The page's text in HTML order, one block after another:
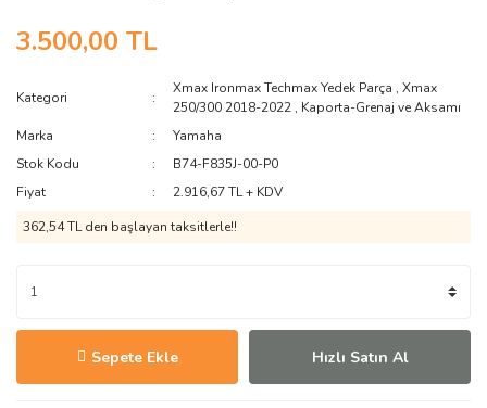
3.500,00 TL
Kategori
Xmax Ironmax Techmax Yedek Parça ,Xmax
250/300 2018-2022 , Kaporta-Grenaj ve Aksamı
Marka
Yamaha
Stok Kodu
B74-F835J-00-P0
Fiyat
2.916,67 TL + KDV
362,54 TL den başlayan taksitlerle!!
Sepete Ekle Hızlı Satın Al